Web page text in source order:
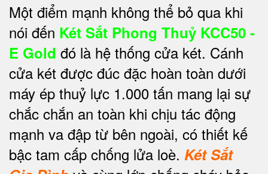
Một điểm mạnh không thể bỏ qua khi
nói đến Két Sắt Phong Thuỷ KCC50 -
E Gold đó là hệ thống cửa két. Cánh
cửa két được đúc đặc hoàn toàn dưới
máy ép thuỷ lực 1.000 tấn mang lại sự
chắc chắn an toàn khi chịu tác động
mạnh va đập từ bên ngoài, có thiết kế
bậc tam cấp chống lửa loè. Két Sắt